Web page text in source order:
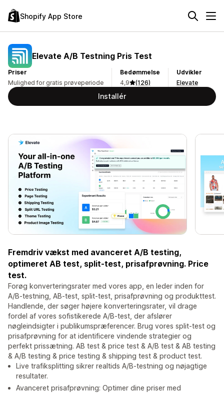
Shopify App Store
Elevate A/B Testning Pris Test
Priser
Mulighed for gratis prøveperiode
Bedømmelse
4,9
(126)
Udvikler
Elevate
Installér
Fremdriv vækst med avanceret A/B testing,
optimeret AB test, split-test, prisafprøvning. Price
test.
Forøg konverteringsrater med vores app, en leder inden for
A/B-testning, AB-test, split-test, prisafprøvning og produkttest.
Handlende, der søger højere konverteringsrater, vil drage
fordel af vores sofistikerede A/B-test, der afslører
nøgleindsigter i publikumspræferencer. Brug vores split-test og
prisafprøvning for at identificere vindende strategier og
perfekt prissætning. AB test & price test & A/B test & AB testing
& A/B testing & price testing & shipping test & product test.
Live trafiksplitting sikrer realtids A/B-testning og nøjagtige
resultater.
Avanceret prisafprøvning: Optimer dine priser med